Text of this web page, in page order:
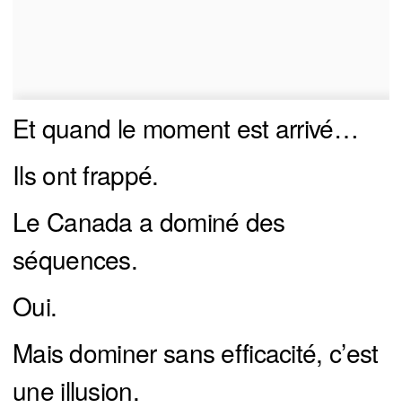
Et quand le moment est arrivé…
Ils ont frappé.
Le Canada a dominé des
séquences.
Oui.
Mais dominer sans efficacité, c’est
une illusion.